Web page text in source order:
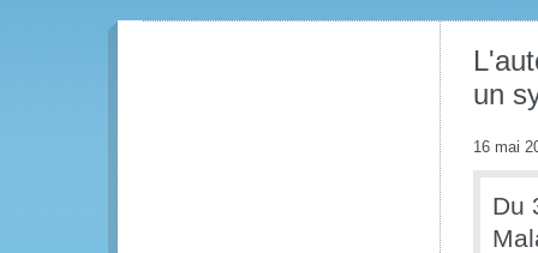
un
16 mai
Du